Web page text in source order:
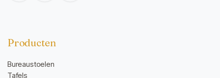
Producten
Bureaustoelen
Tafels